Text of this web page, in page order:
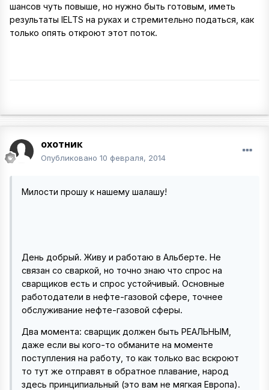
шансов чуть повыше, но нужно быть готовым, иметь
результаты IELTS на руках и стремительно податься, как
только опять откроют этот поток.
охотник
Опубликовано 10 февраля, 2014
Милости прошу к нашему шалашу!
День добрый. Живу и работаю в Альберте. Не
связан со сваркой, но точно знаю что спрос на
сварщиков есть и спрос устойчивый. Основные
работодатели в нефте-газовой сфере, точнее
обслуживание нефте-газовой сферы.
Два момента: сварщик должен быть РЕАЛЬНЫМ,
даже если вы кого-то обманите на моменте
поступления на работу, то как только вас вскроют
то тут же отправят в обратное плавание, народ
здесь принципиальный (это вам не мягкая Европа).